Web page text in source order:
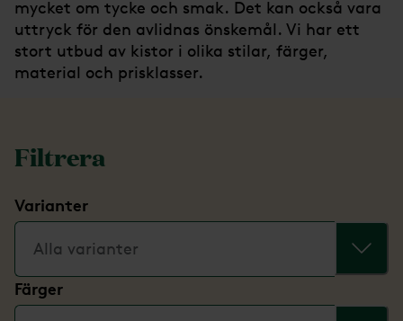
mycket om tycke och smak. Det kan också vara
uttryck för den avlidnas önskemål. Vi har ett
stort utbud av kistor i olika stilar, färger,
material och prisklasser.
Filtrera
Varianter
Alla varianter
Färger